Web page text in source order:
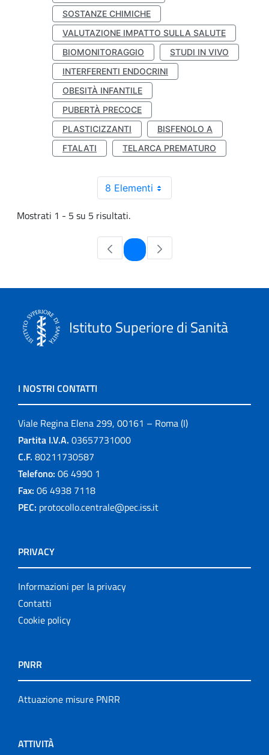
SOSTANZE CHIMICHE
VALUTAZIONE IMPATTO SULLA SALUTE
BIOMONITORAGGIO
STUDI IN VIVO
INTERFERENTI ENDOCRINI
OBESITÀ INFANTILE
PUBERTÀ PRECOCE
PLASTICIZZANTI
BISFENOLO A
FTALATI
TELARCA PREMATURO
8 Elementi
Mostrati 1 - 5 su 5 risultati.
Pagina
Istituto Superiore di Sanità
I NOSTRI CONTATTI
Viale Regina Elena 299, 00161 – Roma (I)
Partita I.V.A. 03657731000
C.F. 80211730587
Telefono: 06 4990 1
Fax: 06 4938 7118
PEC: protocollo.centrale@pec.iss.it
PRIVACY
Informazioni per la privacy
Contatti
Cookie policy
PNRR
Attuazione misure PNRR
ATTIVITÀ